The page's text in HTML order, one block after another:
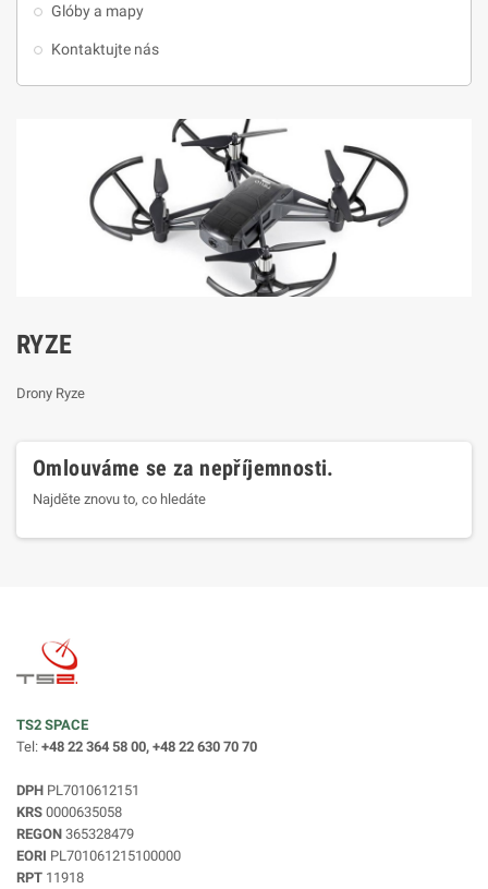
Glóby a mapy
Kontaktujte nás
RYZE
Drony Ryze
Omlouváme se za nepříjemnosti.
Najděte znovu to, co hledáte
TS2 SPACE
Tel: +48 22 364 58 00, +48 22 630 70 70
DPH PL7010612151
KRS 0000635058
REGON 365328479
EORI PL701061215100000
RPT 11918